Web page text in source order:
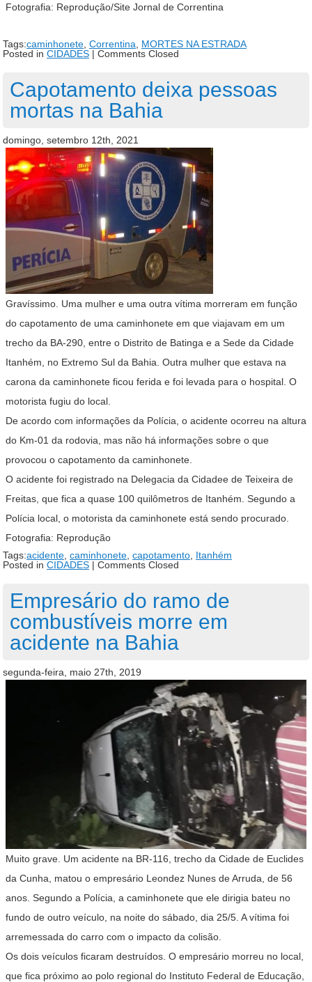
Fotografia: Reprodução/Site Jornal de Correntina
Tags:caminhonete, Correntina, MORTES NA ESTRADA
Posted in CIDADES | Comments Closed
Capotamento deixa pessoas
mortas na Bahia
domingo, setembro 12th, 2021
Gravíssimo. Uma mulher e uma outra vítima morreram em função
do capotamento de uma caminhonete em que viajavam em um
trecho da BA-290, entre o Distrito de Batinga e a Sede da Cidade
Itanhém, no Extremo Sul da Bahia. Outra mulher que estava na
carona da caminhonete ficou ferida e foi levada para o hospital. O
motorista fugiu do local.
De acordo com informações da Polícia, o acidente ocorreu na altura
do Km-01 da rodovia, mas não há informações sobre o que
provocou o capotamento da caminhonete.
O acidente foi registrado na Delegacia da Cidadee de Teixeira de
Freitas, que fica a quase 100 quilômetros de Itanhém. Segundo a
Polícia local, o motorista da caminhonete está sendo procurado.
Fotografia: Reprodução
Tags:acidente, caminhonete, capotamento, Itanhém
Posted in CIDADES | Comments Closed
Empresário do ramo de
combustíveis morre em
acidente na Bahia
segunda-feira, maio 27th, 2019
Muito grave. Um acidente na BR-116, trecho da Cidade de Euclides
da Cunha, matou o empresário Leondez Nunes de Arruda, de 56
anos. Segundo a Polícia, a caminhonete que ele dirigia bateu no
fundo de outro veículo, na noite do sábado, dia 25/5. A vítima foi
arremessada do carro com o impacto da colisão.
Os dois veículos ficaram destruídos. O empresário morreu no local,
que fica próximo ao polo regional do Instituto Federal de Educação,